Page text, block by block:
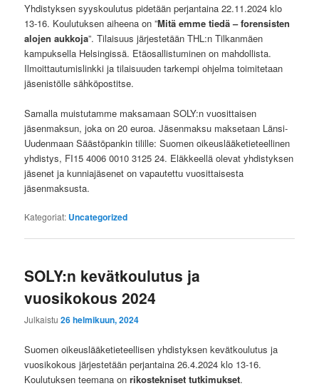
Yhdistyksen syyskoulutus pidetään perjantaina 22.11.2024 klo
13-16. Koulutuksen aiheena on ”Mitä emme tiedä – forensisten
alojen aukkoja”. Tilaisuus järjestetään THL:n Tilkanmäen
kampuksella Helsingissä. Etäosallistuminen on mahdollista.
Ilmoittautumislinkki ja tilaisuuden tarkempi ohjelma toimitetaan
jäsenistölle sähköpostitse.
Samalla muistutamme maksamaan SOLY:n vuosittaisen
jäsenmaksun, joka on 20 euroa. Jäsenmaksu maksetaan Länsi-
Uudenmaan Säästöpankin tilille: Suomen oikeuslääketieteellinen
yhdistys, FI15 4006 0010 3125 24. Eläkkeellä olevat yhdistyksen
jäsenet ja kunniajäsenet on vapautettu vuosittaisesta
jäsenmaksusta.
Kategoriat: Uncategorized
SOLY:n kevätkoulutus ja
vuosikokous 2024
Julkaistu26 helmikuun, 2024
Suomen oikeuslääketieteellisen yhdistyksen kevätkoulutus ja
vuosikokous järjestetään perjantaina 26.4.2024 klo 13-16.
Koulutuksen teemana onrikostekniset tutkimukset.